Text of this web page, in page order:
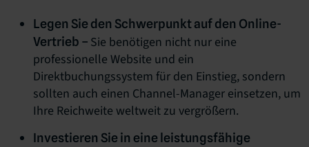
Legen Sie den Schwerpunkt auf den Online-
Vertrieb – Sie benötigen nicht nur eine
professionelle Website und ein
Direktbuchungssystem für den Einstieg, sondern
sollten auch einen Channel-Manager einsetzen, um
Ihre Reichweite weltweit zu vergrößern.
Investieren Sie in eine leistungsfähige